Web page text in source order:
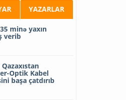
YAZARLAR
minə yaxın
verib
Optik Kabel
başa çatdırıb